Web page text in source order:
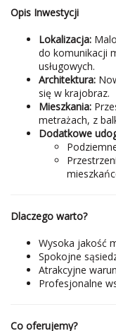
Opis Inwestycji
Lokalizacja:
do komunikacji
usługowych.
Architektura:
się w krajobraz.
Mieszkania:
metrażach, z
Dodatkowe
Dlaczego warto?
Wysoka jakość
Spokojne
Atrakcyjne
Profesjonalne
Co oferujemy?